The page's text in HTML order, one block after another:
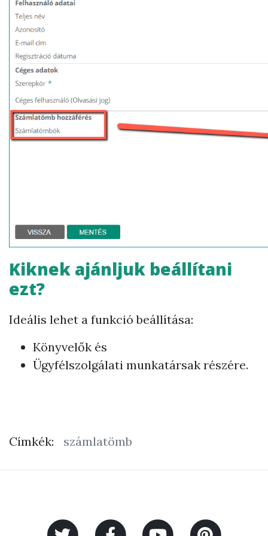
Kiknek ajánljuk beállítani
ezt?
Ideális lehet a funkció beállítása:
Könyvelők és
Ügyfélszolgálati munkatársak részére.
Címkék: számlatömb